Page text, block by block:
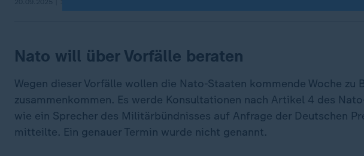
Nato will über Vorfälle beraten
Wegen dieser Vorfälle wollen die Nato-Staaten kommende Woche zu
zusammenkommen. Es werde Konsultationen nach Artikel 4 des
wie ein Sprecher des Militärbündnisses auf Anfrage der Deutschen
mitteilte. Ein genauer Termin wurde nicht genannt.